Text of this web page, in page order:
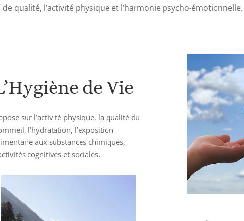
qualité, l’activité physique et l’harmonie psycho-émotionnelle.
de Vie
sur l’activité physique, la qualité du
l’hydratation, l’exposition
aux substances chimiques,
cognitives et sociales.